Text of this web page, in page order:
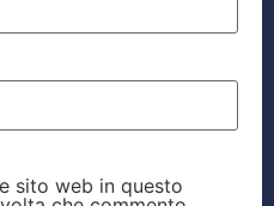
sito web in questo